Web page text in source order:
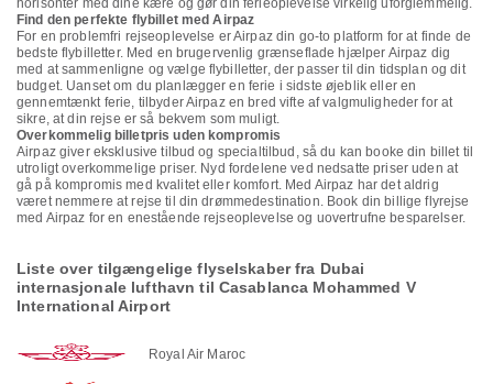
horisonter med dine kære og gør din ferieoplevelse virkelig uforglemmelig.
Find den perfekte flybillet med Airpaz
For en problemfri rejseoplevelse er Airpaz din go-to platform for at finde de
bedste flybilletter. Med en brugervenlig grænseflade hjælper Airpaz dig
med at sammenligne og vælge flybilletter, der passer til din tidsplan og dit
budget. Uanset om du planlægger en ferie i sidste øjeblik eller en
gennemtænkt ferie, tilbyder Airpaz en bred vifte af valgmuligheder for at
sikre, at din rejse er så bekvem som muligt.
Overkommelig billetpris uden kompromis
Airpaz giver eksklusive tilbud og specialtilbud, så du kan booke din billet til
utroligt overkommelige priser. Nyd fordelene ved nedsatte priser uden at
gå på kompromis med kvalitet eller komfort. Med Airpaz har det aldrig
været nemmere at rejse til din drømmedestination. Book din billige flyrejse
med Airpaz for en enestående rejseoplevelse og uovertrufne besparelser.
Liste over tilgængelige flyselskaber fra Dubai
internasjonale lufthavn til Casablanca Mohammed V
International Airport
Royal Air Maroc